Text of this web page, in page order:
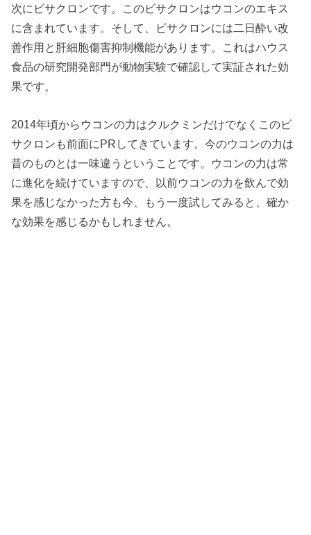
次にビサクロンです。このビサクロンはウコンのエキス
に含まれています。そして、ビサクロンには二日酔い改
善作用と肝細胞傷害抑制機能があります。これはハウス
食品の研究開発部門が動物実験で確認して実証された効
果です。
2014年頃からウコンの力はクルクミンだけでなくこのビ
サクロンも前面にPRしてきています。今のウコンの力は
昔のものとは一味違うということです。ウコンの力は常
に進化を続けていますので、以前ウコンの力を飲んで効
果を感じなかった方も今、もう一度試してみると、確か
な効果を感じるかもしれません。